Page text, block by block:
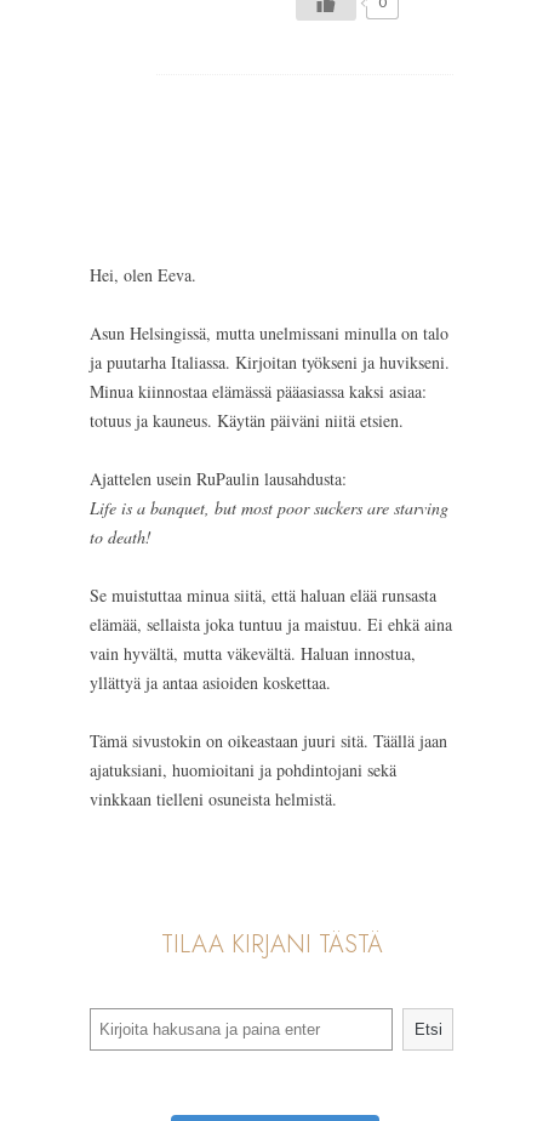
Hei, olen Eeva.
Asun Helsingissä, mutta unelmissani minulla on talo
ja puutarha Italiassa. Kirjoitan työkseni ja huvikseni.
Minua kiinnostaa elämässä pääasiassa kaksi asiaa:
totuus ja kauneus. Käytän päiväni niitä etsien.
Ajattelen usein RuPaulin lausahdusta:
Life is a banquet, but most poor suckers are starving
to death!
Se muistuttaa minua siitä, että haluan elää runsasta
elämää, sellaista joka tuntuu ja maistuu. Ei ehkä aina
vain hyvältä, mutta väkevältä. Haluan innostua,
yllättyä ja antaa asioiden koskettaa.
Tämä sivustokin on oikeastaan juuri sitä. Täällä jaan
ajatuksiani, huomioitani ja pohdintojani sekä
vinkkaan tielleni osuneista helmistä.
TILAA KIRJANI TÄSTÄ
Etsi